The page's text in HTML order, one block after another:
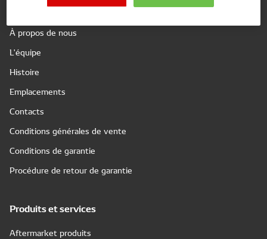
Company
À propos de nous
L'équipe
Histoire
Emplacements
Contacts
Conditions générales de vente
Conditions de garantie
Procédure de retour de garantie
Produits et services
Aftermarket produits